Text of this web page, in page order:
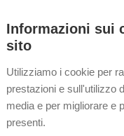
Informazioni sui
sito
Utilizziamo i cookie per
prestazioni e sull'utilizzo
media e per migliorare e
presenti.